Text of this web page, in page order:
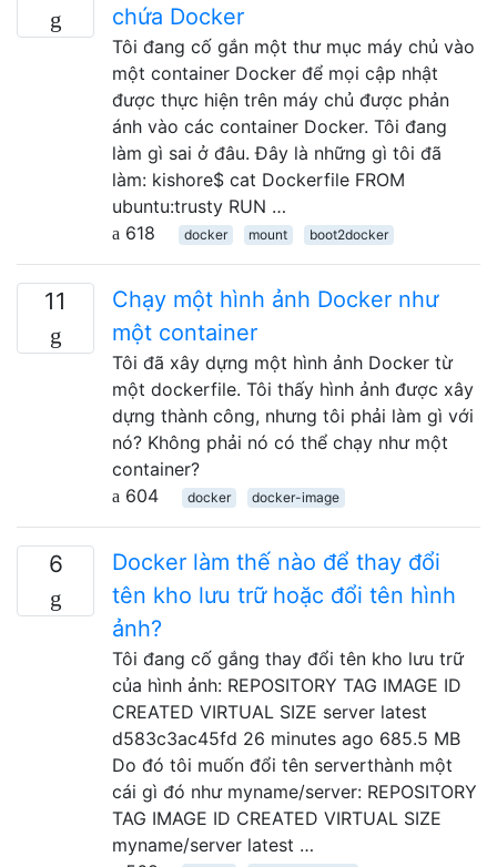
chứa Docker
Tôi đang cố gắn một thư mục máy chủ vào
một container Docker để mọi cập nhật
được thực hiện trên máy chủ được phản
ánh vào các container Docker. Tôi đang
làm gì sai ở đâu. Đây là những gì tôi đã
làm: kishore$ cat Dockerfile FROM
ubuntu:trusty RUN …
618
docker mount boot2docker
11
Chạy một hình ảnh Docker như
một container
Tôi đã xây dựng một hình ảnh Docker từ
một dockerfile. Tôi thấy hình ảnh được xây
dựng thành công, nhưng tôi phải làm gì với
nó? Không phải nó có thể chạy như một
container?
604
docker docker-image
6
Docker làm thế nào để thay đổi
tên kho lưu trữ hoặc đổi tên hình
ảnh?
Tôi đang cố gắng thay đổi tên kho lưu trữ
của hình ảnh: REPOSITORY TAG IMAGE ID
CREATED VIRTUAL SIZE server latest
d583c3ac45fd 26 minutes ago 685.5 MB
Do đó tôi muốn đổi tên serverthành một
cái gì đó như myname/server: REPOSITORY
TAG IMAGE ID CREATED VIRTUAL SIZE
myname/server latest …